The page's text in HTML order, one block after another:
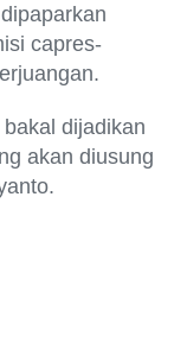
capres-
dijadikan
akan diusung